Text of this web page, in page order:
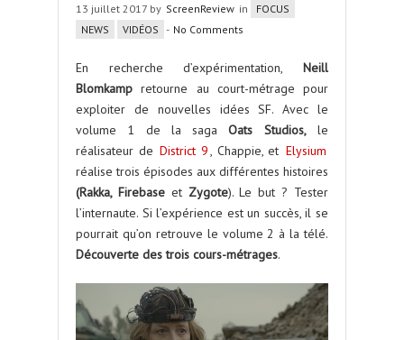
13 juillet 2017 by ScreenReview in
FOCUS
NEWS
VIDÉOS - No Comments
En recherche d’expérimentation, Neill
Blomkamp retourne au court-métrage pour
exploiter de nouvelles idées SF. Avec le
volume 1 de la sagaOats Studios,le
réalisateur de District 9, Chappie, et Elysium
réalise trois épisodes aux différentes histoires
(Rakka, Firebaseet Zygote). Le but ? Tester
l’internaute. Si l’expérience est un succès, il se
pourrait qu’on retrouve le volume 2 à la télé.
Découverte des trois cours-métrages.